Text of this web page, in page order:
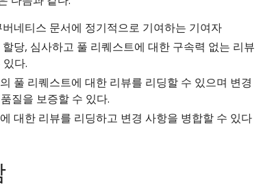
버네티스 문서에 정기적으로 기여하는 기여자
할당, 심사하고 풀 리퀘스트에 대한 구속력 없는 리뷰
다.
풀 리퀘스트에 대한 리뷰를 리딩할 수 있으며 변경
질을 보증할 수 있다.
대한 리뷰를 리딩하고 변경 사항을 병합할 수 있다